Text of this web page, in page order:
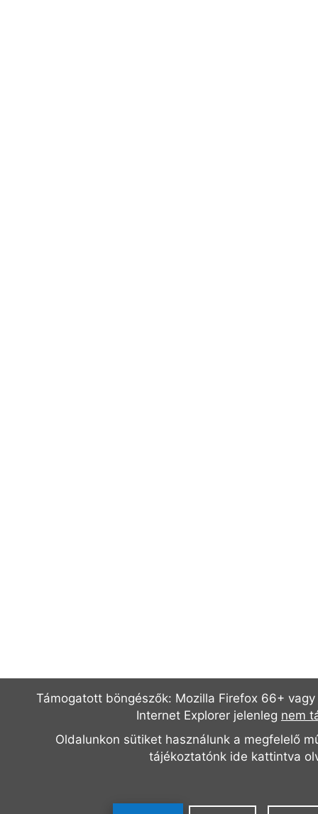
Támogatott böngészők: Mozilla Firefox 66+
Internet Explorer jelenleg nem
Oldalunkon sütiket használunk a megfelelő
tájékoztatónk ide kattintva